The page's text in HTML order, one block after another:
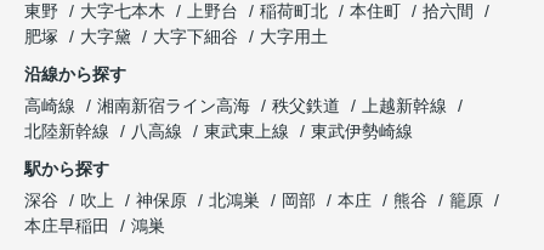
東野
大字七本木 上野台 稲荷町北 本住町
拾六間
肥塚
大字黛 大字下細谷
大字用土
沿線から探す
高崎線
湘南新宿ライン高海 秩父鉄道
上越新幹線
北陸新幹線
八高線 東武東上線
東武伊勢崎線
駅から探す
深谷
吹上 神保原 北鴻巣 岡部 本庄 熊谷
籠原
本庄早稲田
鴻巣